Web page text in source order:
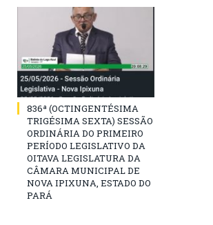
836ª (OCTINGENTÉSIMA
TRIGÉSIMA SEXTA) SESSÃO
ORDINÁRIA DO PRIMEIRO
PERÍODO LEGISLATIVO DA
OITAVA LEGISLATURA DA
CÂMARA MUNICIPAL DE
NOVA IPIXUNA, ESTADO DO
PARÁ